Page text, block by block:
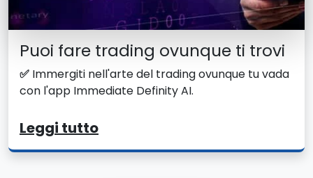
Puoi fare trading ovunque ti trovi
✅ Immergiti nell'arte del trading ovunque tu vada
con l'app Immediate Definity AI.
Leggi tutto